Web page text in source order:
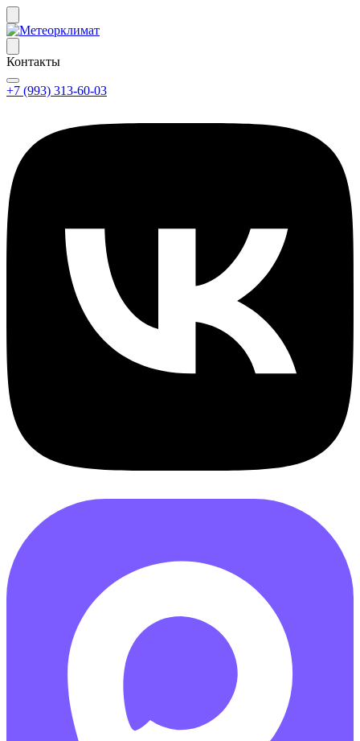
Контакты
+7 (993) 313-60-03